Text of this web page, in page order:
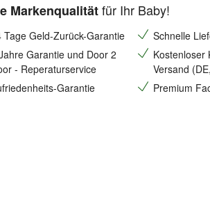
Markenqualitätfür Ihr Baby!
Tage Geld-Zurück-Garantie
Schnelle
Garantie und Door 2
- Reperaturservice
Kostenloser
Versand
Garantie
Premium